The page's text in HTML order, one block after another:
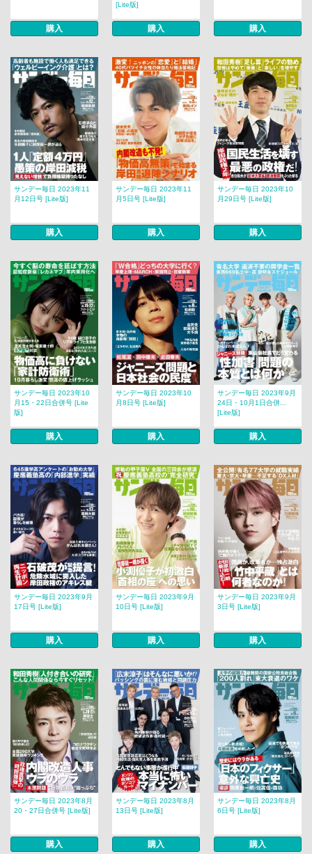
購入
[Lite版]
購入 購入
サンデー毎日 2023年11
月12日号 [Lite版]
購入
サンデー毎日 2023年11
月5日号 [Lite版]
購入
サンデー毎日 2023年10
月29日号 [Lite版]
購入
サンデー毎日 2023年10
月15・22日合併号 [Lite
版]
購入
サンデー毎日 2023年10
月8日号 [Lite版]
購入
サンデー毎日 2023年9月
24日・10月1日合併...
[Lite版]
購入
サンデー毎日 2023年9月
17日号 [Lite版]
購入
サンデー毎日 2023年9月
10日号 [Lite版]
購入
サンデー毎日 2023年9月
3日号 [Lite版]
購入
サンデー毎日 2023年8月
20・27日合併号 [Lite版]
購入
サンデー毎日 2023年8月
13日号 [Lite版]
購入
サンデー毎日 2023年8月
6日号 [Lite版]
購入